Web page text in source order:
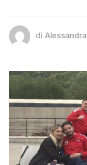
di